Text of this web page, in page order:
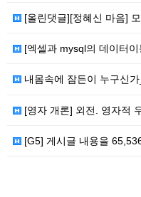
[올린댓글][정혜신 마음] 모
[엑셀과 mysql의 데이터이
내몸속에 잠든이 누구신
[영자 개론] 외전. 영자적
[G5] 게시글 내용을